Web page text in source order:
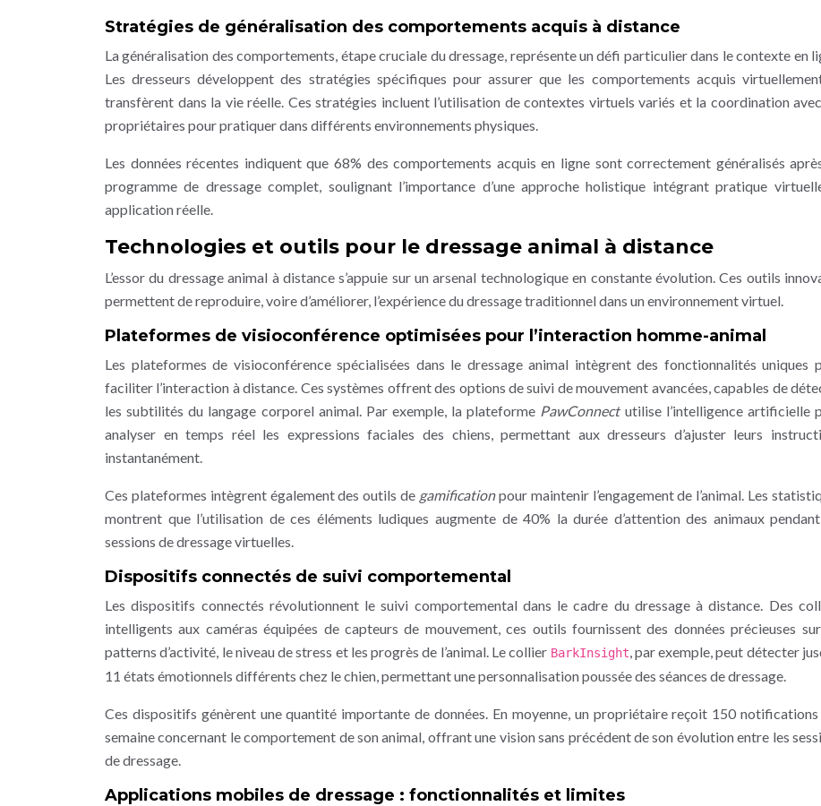
Stratégies de généralisation des comportements acquis à distance
La généralisation des comportements, étape cruciale du dressage, représente un défi particulier dans le contexte en
Les dresseurs développent des stratégies spécifiques pour assurer que les comportements acquis
transfèrent dans la vie réelle. Ces stratégies incluent l’utilisation de contextes virtuels variés et la coordination
propriétaires pour pratiquer dans différents environnements physiques.
Les données récentes indiquent que 68% des comportements acquis en ligne sont correctement généralisés
programme de dressage complet, soulignant l’importance d’une approche holistique intégrant pratique
application réelle.
Technologies et outils pour le dressage animal à distance
L’essor du dressage animal à distance s’appuie sur un arsenal technologique en constante évolution. Ces outils
permettent de reproduire, voire d’améliorer, l’expérience du dressage traditionnel dans un environnement virtuel.
Plateformes de visioconférence optimisées pour l’interaction homme-animal
Les plateformes de visioconférence spécialisées dans le dressage animal intègrent des fonctionnalités uniques
faciliter l’interaction à distance. Ces systèmes offrent des options de suivi de mouvement avancées, capables de
les subtilités du langage corporel animal. Par exemple, la plateforme PawConnectutilise l’intelligence artificielle
analyser en temps réel les expressions faciales des chiens, permettant aux dresseurs d’ajuster leurs
instantanément.
Ces plateformes intègrent également des outils de gamificationpour maintenir l’engagement de l’animal. Les
montrent que l’utilisation de ces éléments ludiques augmente de 40% la durée d’attention des animaux
sessions de dressage virtuelles.
Dispositifs connectés de suivi comportemental
Les dispositifs connectés révolutionnent le suivi comportemental dans le cadre du dressage à distance. Des
intelligents aux caméras équipées de capteurs de mouvement, ces outils fournissent des données précieuses
patterns d’activité, le niveau de stress et les progrès de l’animal. Le collier BarkInsight, par exemple, peut détecter
11 états émotionnels différents chez le chien, permettant une personnalisation poussée des séances de dressage.
Ces dispositifs génèrent une quantité importante de données. En moyenne, un propriétaire reçoit 150
semaine concernant le comportement de son animal, offrant une vision sans précédent de son évolution entre les
de dressage.
Applications mobiles de dressage : fonctionnalités et limites